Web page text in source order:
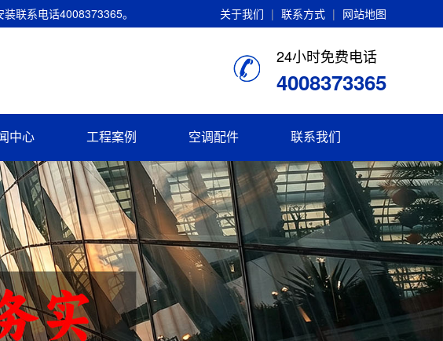
关于我们 | 联系方式 | 网站地图
联系电话4008373365。
24小时免费电话
4008373365
中心 工程案例 空调配件 联系我们